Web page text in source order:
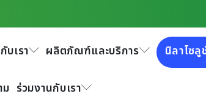
บเรา ผลิตภัณฑ์และบริการ นิลาโซลู
ม ร่วมงานกับเรา